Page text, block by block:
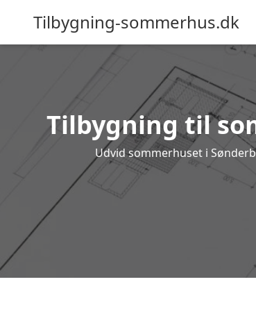
Tilbygning-sommerhus.dk
Tilbygning til
Udvid sommerhuset i